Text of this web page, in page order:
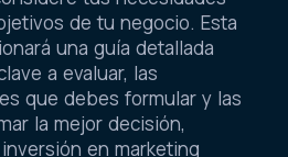
de tu negocio. Esta
una guía detallada
a evaluar, las
que debes formular y las
la mejor decisión,
en marketing